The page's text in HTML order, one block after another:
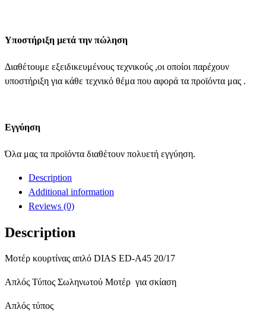
Υποστήριξη μετά την πώληση
Διαθέτουμε εξειδικευμένους τεχνικούς ,οι οποίοι παρέχουν
υποστήριξη για κάθε τεχνικό θέμα που αφορά τα προϊόντα μας .
Εγγύηση
Όλα μας τα προϊόντα διαθέτουν πολυετή εγγύηση.
Description
Additional information
Reviews (0)
Description
Μοτέρ κουρτίνας απλό DIAS ED-A45 20/17
Απλός Τύπος Σωληνωτού Μοτέρ για σκίαση
Απλός τύπος